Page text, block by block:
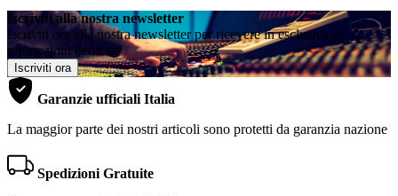
Iscriviti alla nostra newsletter
Iscriviti ora alla nostra newsletter per ricevere in esclusiva le
promozioni dedicate
Iscriviti ora
Garanzie ufficiali Italia
La maggior parte dei nostri articoli sono protetti da garanzia nazione
Spedizioni Gratuite